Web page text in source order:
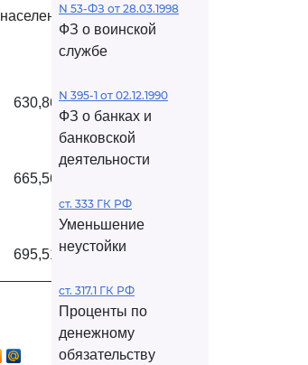
население
630,86
665,56
695,51
N 53-ФЗ от 28.03.1998
ФЗ о воинской
службе
N 395-1 от 02.12.1990
ФЗ о банках и
банковской
деятельности
ст. 333 ГК РФ
Уменьшение
неустойки
ст. 317.1 ГК РФ
Проценты по
денежному
обязательству